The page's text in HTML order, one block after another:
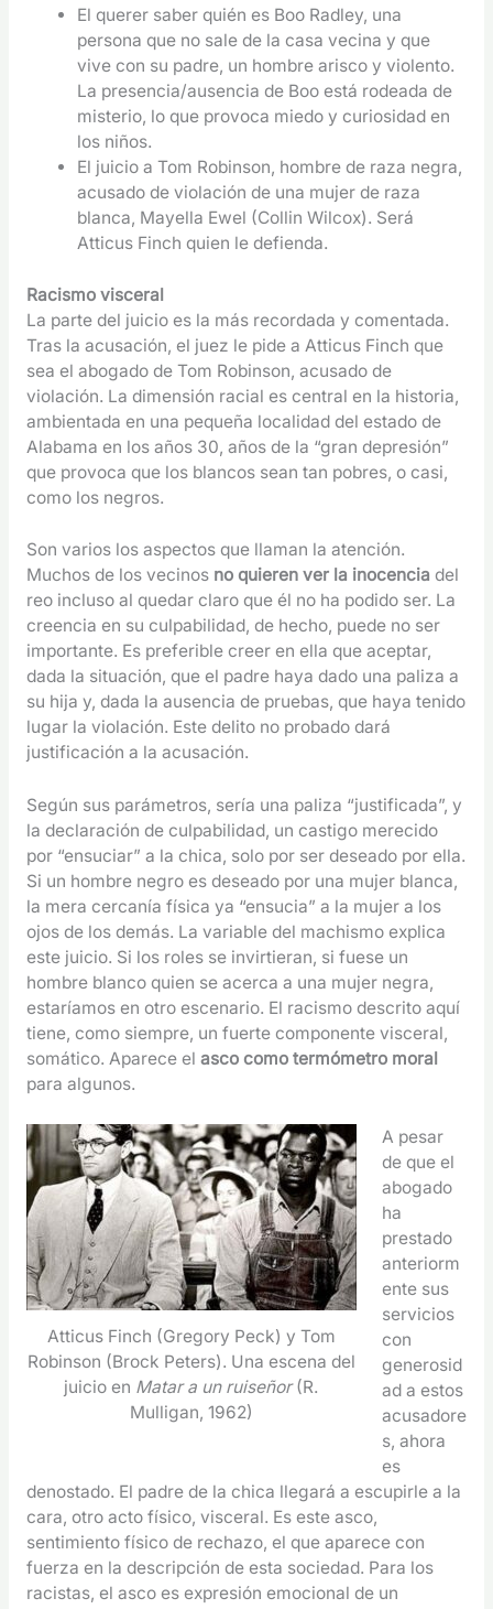
El querer saber quién es Boo Radley, una
persona que no sale de la casa vecina y que
vive con su padre, un hombre arisco y violento.
La presencia/ausencia de Boo está rodeada de
misterio, lo que provoca miedo y curiosidad en
los niños.
El juicio a Tom Robinson, hombre de raza negra,
acusado de violación de una mujer de raza
blanca, Mayella Ewel (Collin Wilcox). Será
Atticus Finch quien le defienda.
Racismo visceral
La parte del juicio es la más recordada y comentada.
Tras la acusación, el juez le pide a Atticus Finch que
sea el abogado de Tom Robinson, acusado de
violación. La dimensión racial es central en la historia,
ambientada en una pequeña localidad del estado de
Alabama en los años 30, años de la “gran depresión”
que provoca que los blancos sean tan pobres, o casi,
como los negros.
Son varios los aspectos que llaman la atención.
Muchos de los vecinos no quieren ver la inocencia del
reo incluso al quedar claro que él no ha podido ser. La
creencia en su culpabilidad, de hecho, puede no ser
importante. Es preferible creer en ella que aceptar,
dada la situación, que el padre haya dado una paliza a
su hija y, dada la ausencia de pruebas, que haya tenido
lugar la violación. Este delito no probado dará
justificación a la acusación.
Según sus parámetros, sería una paliza “justificada”, y
la declaración de culpabilidad, un castigo merecido
por “ensuciar” a la chica, solo por ser deseado por ella.
Si un hombre negro es deseado por una mujer blanca,
la mera cercanía física ya “ensucia” a la mujer a los
ojos de los demás. La variable del machismo explica
este juicio. Si los roles se invirtieran, si fuese un
hombre blanco quien se acerca a una mujer negra,
estaríamos en otro escenario. El racismo descrito aquí
tiene, como siempre, un fuerte componente visceral,
somático. Aparece el asco como termómetro moral
para algunos.
Atticus Finch (Gregory Peck) y Tom
Robinson (Brock Peters). Una escena del
juicio en Matar a un ruiseñor(R.
Mulligan, 1962)
A pesar
de que el
abogado
ha
prestado
anteriorm
ente sus
servicios
con
generosid
ad a estos
acusadore
s, ahora
es
denostado. El padre de la chica llegará a escupirle a la
cara, otro acto físico, visceral. Es este asco,
sentimiento físico de rechazo, el que aparece con
fuerza en la descripción de esta sociedad. Para los
racistas, el asco es expresión emocional de un